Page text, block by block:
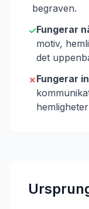
begraven.
✓Fungerar
motiv,
det
✗Fungerar
hemligheter